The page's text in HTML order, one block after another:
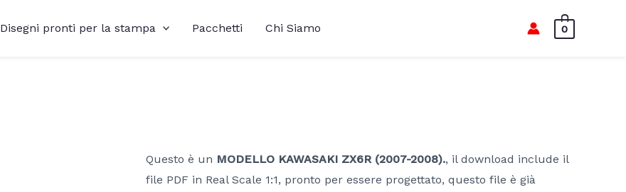
Disegni pronti per la stampa Pacchetti Chi Siamo 0
Questo è un MODELLO KAWASAKI ZX6R (2007-2008)., il download include il
file PDF in Real Scale 1:1, pronto per essere progettato, questo file è già